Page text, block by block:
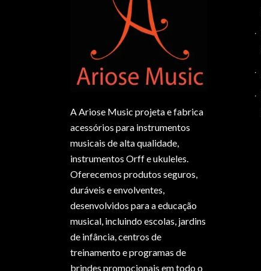
A Ariose Music projeta e fabrica
acessórios para instrumentos
musicais de alta qualidade,
instrumentos Orff e ukuleles.
Oferecemos produtos seguros,
duráveis e envolventes,
desenvolvidos para a educação
musical, incluindo escolas, jardins
de infância, centros de
treinamento e programas de
brindes promocionais em todo o